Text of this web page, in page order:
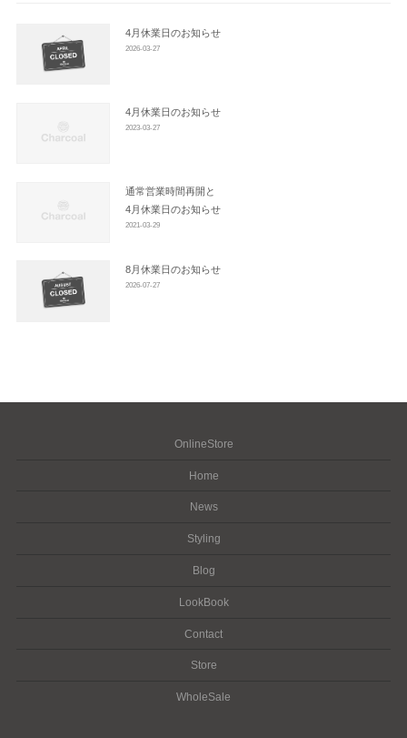
4月休業日のお知らせ
2026-03-27
4月休業日のお知らせ
2023-03-27
通常営業時間再開と
4月休業日のお知らせ
2021-03-29
8月休業日のお知らせ
2026-07-27
OnlineStore
Home
News
Styling
Blog
LookBook
Contact
Store
WholeSale